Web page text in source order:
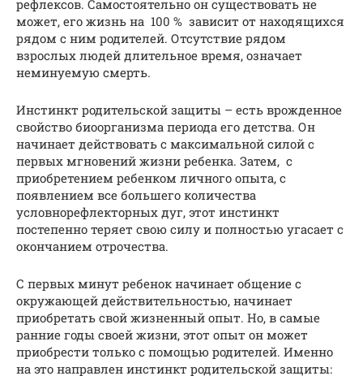
рефлексов. Самостоятельно он существовать не
может, его жизнь на 100 % зависит от находящихся
рядом с ним родителей. Отсутствие рядом
взрослых людей длительное время, означает
неминуемую смерть.
Инстинкт родительской защиты – есть врожденное
свойство биоорганизма периода его детства. Он
начинает действовать с максимальной силой с
первых мгновений жизни ребенка. Затем, с
приобретением ребенком личного опыта, с
появлением все большего количества
условнорефлекторных дуг, этот инстинкт
постепенно теряет свою силу и полностью угасает с
окончанием отрочества.
С первых минут ребенок начинает общение с
окружающей действительностью, начинает
приобретать свой жизненный опыт. Но, в самые
ранние годы своей жизни, этот опыт он может
приобрести только с помощью родителей. Именно
на это направлен инстинкт родительской защиты: